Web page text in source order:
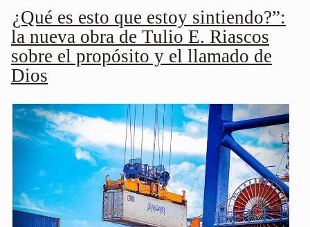
¿Qué es esto que estoy sintiendo?”:
la nueva obra de Tulio E. Riascos
sobre el propósito y el llamado de
Dios